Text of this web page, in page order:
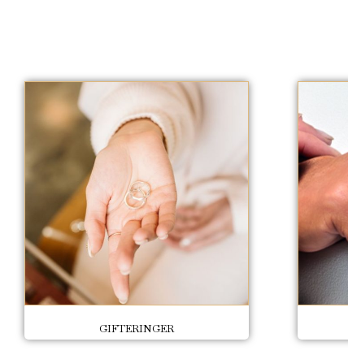
GIFTERINGER